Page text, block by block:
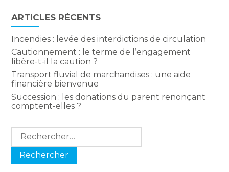
ARTICLES RÉCENTS
Incendies : levée des interdictions de circulation
Cautionnement : le terme de l’engagement
libère-t-il la caution ?
Transport fluvial de marchandises : une aide
financière bienvenue
Succession : les donations du parent renonçant
comptent-elles ?
Rechercher :